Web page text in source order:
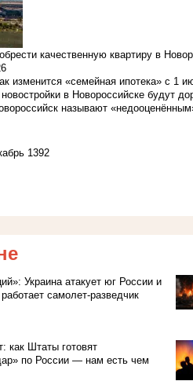
качественную квартиру в
изменится «семейная ипотека» с 1
в Новороссийске будут
называют
1392
Украина атакует юг России и
самолет-разведчик
как Штаты готовят
по России — нам есть чем